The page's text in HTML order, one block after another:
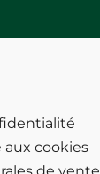
cookies
de vente